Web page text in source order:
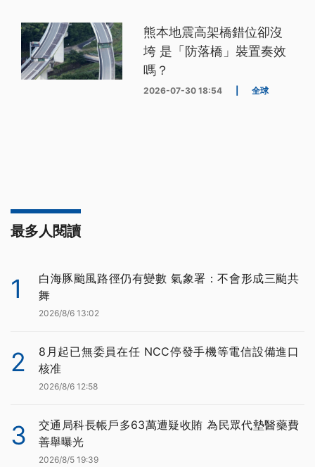
熊本地震高架橋錯位卻沒
垮 是「防落橋」裝置奏效
嗎？
2026-07-30 18:54 全球
最多人閱讀
1
白海豚颱風路徑仍有變數 氣象署：不會形成三颱共
舞
2026/8/6 13:02
2
8月起已無委員在任 NCC停發手機等電信設備進口
核准
2026/8/6 12:58
3
交通局科長帳戶多63萬遭疑收賄 為民眾代墊醫藥費
善舉曝光
2026/8/5 19:39